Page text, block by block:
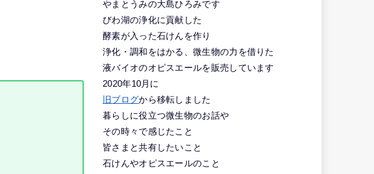
やまとうみの大島ひろみです
びわ湖の浄化に貢献した
酵素が入った石けんを作り
浄化・調和をはかる、微生物の力を借りた
液バイオのオピスエールを販売しています
2020年10月に
旧ブログから移転しました
暮らしに役立つ微生物のお話や
その時々で感じたこと
皆さまと共有したいこと
石けんやオピスエールのこと